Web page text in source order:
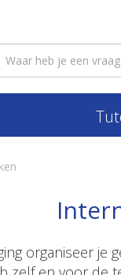
organiseer je